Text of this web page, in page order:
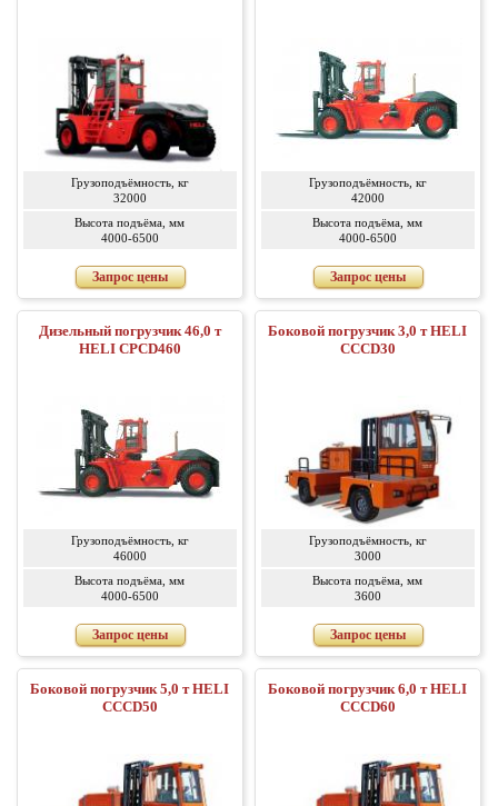
Грузоподъёмность, кг
32000
Высота подъёма, мм
4000-6500
Запрос цены
Грузоподъёмность, кг
42000
Высота подъёма, мм
4000-6500
Запрос цены
Дизельный погрузчик 46,0 т
HELI CPCD460
Грузоподъёмность, кг
46000
Высота подъёма, мм
4000-6500
Запрос цены
Боковой погрузчик 3,0 т HELI
CCCD30
Грузоподъёмность, кг
3000
Высота подъёма, мм
3600
Запрос цены
Боковой погрузчик 5,0 т HELI
CCCD50
Боковой погрузчик 6,0 т HELI
CCCD60